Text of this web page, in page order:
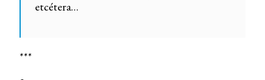
etcétera…
***